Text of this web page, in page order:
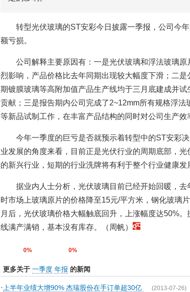
转型光伏玻璃的ST安彩今日披露一季报，公司今
额亏损。
公司解释主要原因有：一是光伏玻璃和浮法玻璃
烈影响，产品价格比去年同期出现较大幅度下滑；二
期镀膜玻璃等高附加值产品生产线均于三月底建成并
贡献；三是报告期内公司完成了2~12mm所有规格浮法
等新品试制工作，在丰富产品结构的同时对公司生产效
今年一季度的巨亏是否就预示着转型中的ST安彩
业发展的角度来看，目前正是光伏行业的周期底部，
的新兴行业，短期的行业洗牌将有利于整个行业健康发
据业内人士分析，光伏玻璃目前已经开始回暖，
时市场上玻璃原片的价格降至15元/平方米，钢化玻璃
月后，光伏玻璃价格大幅触底回升，上涨幅度达50%
线满产满销，基本没有库存。（周帆）
0% 0%
更多关于 一季度 年报 的新闻
· 上半年业绩大增90% 杰瑞股份在手订单超30亿 (2013-07-26)